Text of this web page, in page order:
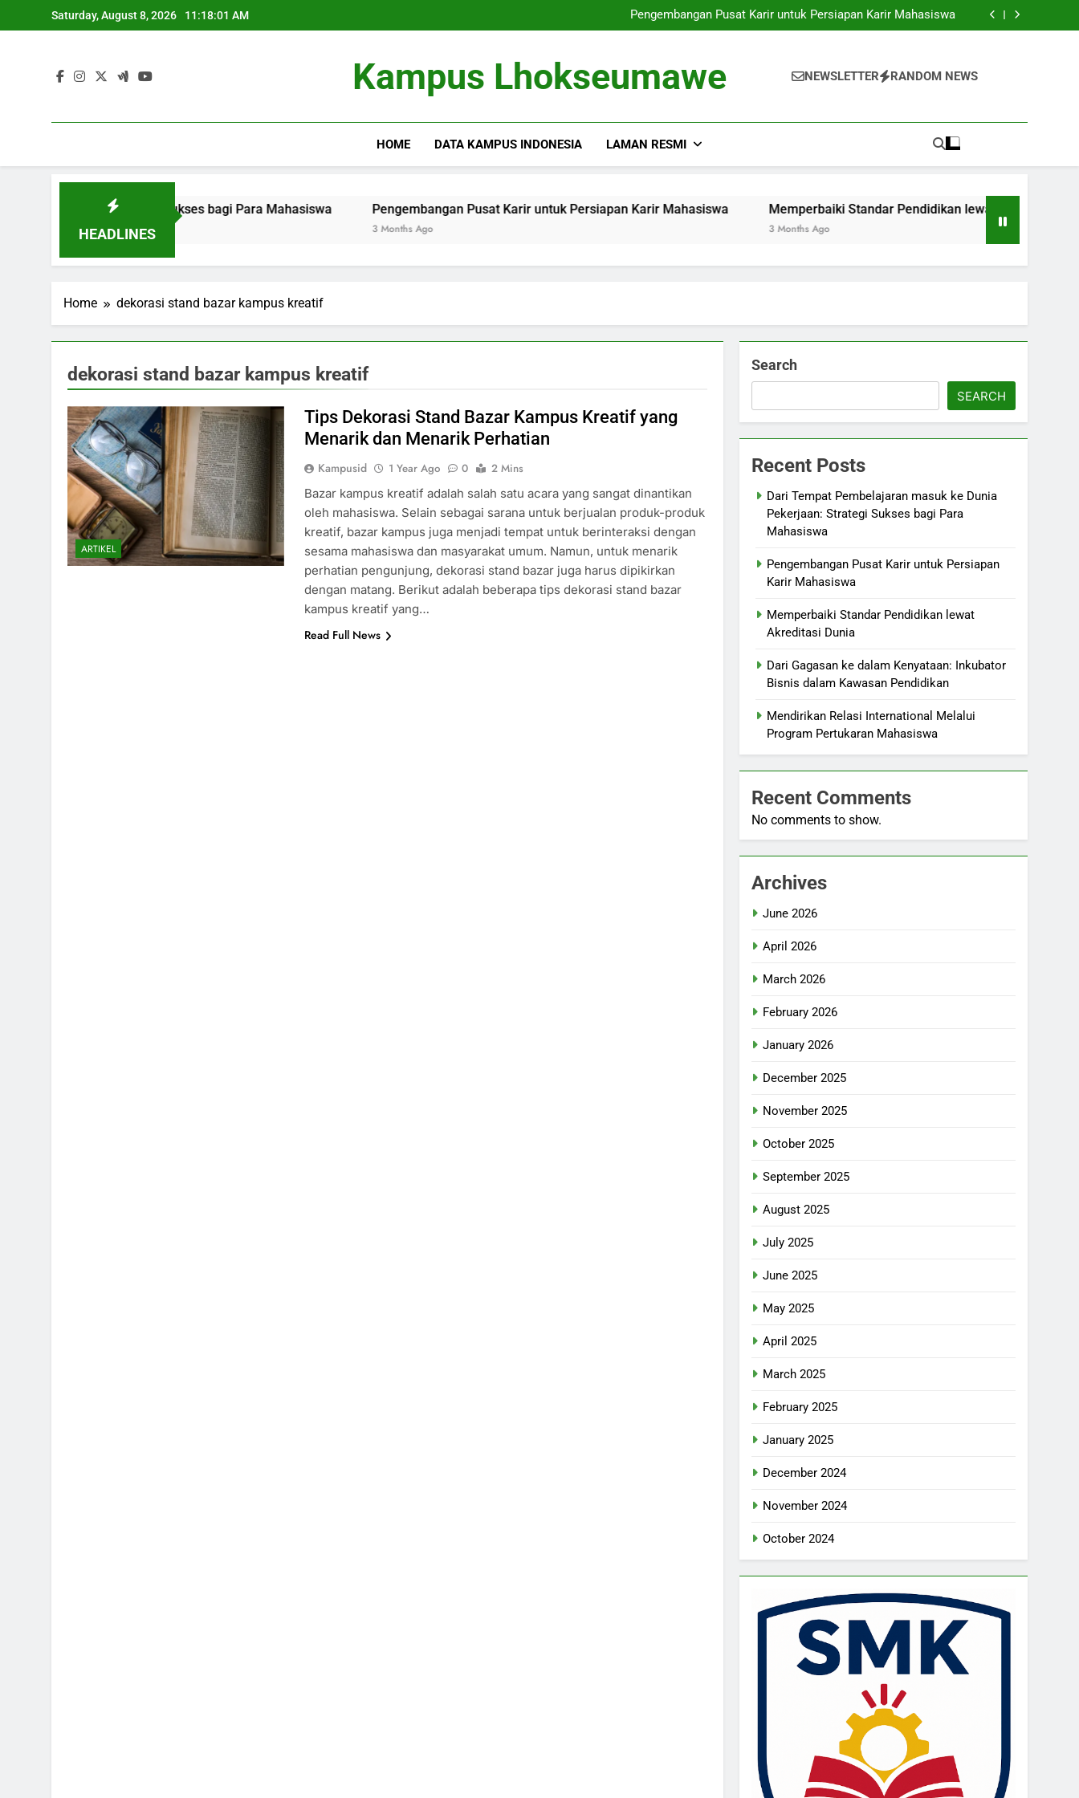
to
Saturday, August 8, 2026 11:18:01 AM
Para Mahasiswa
Pengembangan Pusat Karir untuk Persiapan Karir Mahasiswa
Memperbaiki Standar Pendidikan lewat Akreditasi Dunia
Para Mahasiswa
Pengembangan Pusat Karir untuk Persiapan Karir Mahasiswa
Memperbaiki Standar Pendidikan lewat Akreditasi Dunia
Kampus Lhokseumawe NEWSLETTER RANDOM NEWS
HOME DATA KAMPUS INDONESIA LAMAN RESMI
HEADLINES
Strategi Sukses bagi Para Mahasiswa Pengembangan Pusat Karir untuk Persiapan Karir Mahasiswa
3 Months Ago
Memperbaiki Standar Pendidikan lewat Akreditasi Dunia
3 Months Ago
Home dekorasi stand bazar kampus kreatif
dekorasi stand bazar kampus kreatif
ARTIKEL
Tips Dekorasi Stand Bazar Kampus Kreatif yang
Menarik dan Menarik Perhatian
Kampusid 1 Year Ago 0
2 Mins
Bazar kampus kreatif adalah salah satu acara yang sangat dinantikan
oleh mahasiswa. Selain sebagai sarana untuk berjualan produk-produk
kreatif, bazar kampus juga menjadi tempat untuk berinteraksi dengan
sesama mahasiswa dan masyarakat umum. Namun, untuk menarik
perhatian pengunjung, dekorasi stand bazar juga harus dipikirkan
dengan matang. Berikut adalah beberapa tips dekorasi stand bazar
kampus kreatif yang…
Read Full News
Search
SEARCH
Recent Posts
Dari Tempat Pembelajaran masuk ke Dunia
Pekerjaan: Strategi Sukses bagi Para
Mahasiswa
Pengembangan Pusat Karir untuk Persiapan
Karir Mahasiswa
Memperbaiki Standar Pendidikan lewat
Akreditasi Dunia
Dari Gagasan ke dalam Kenyataan: Inkubator
Bisnis dalam Kawasan Pendidikan
Mendirikan Relasi International Melalui
Program Pertukaran Mahasiswa
Recent Comments
No comments to show.
Archives
June 2026
April 2026
March 2026
February 2026
January 2026
December 2025
November 2025
October 2025
September 2025
August 2025
July 2025
June 2025
May 2025
April 2025
March 2025
February 2025
January 2025
December 2024
November 2024
October 2024